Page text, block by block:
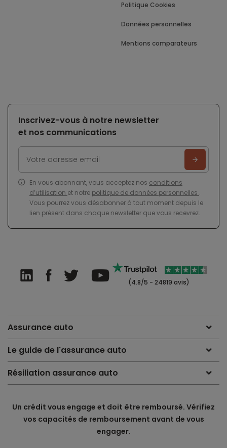
Politique Cookies
Données personnelles
Mentions comparateurs
Inscrivez-vous à notre newsletter
et nos communications
En vous abonnant, vous acceptez nos conditions
d’utilisation et notre politique de données personnelles .
Vous pourrez vous désabonner à tout moment depuis le
lien présent dans chaque newsletter que vous recevrez.
(4.8/5 - 24819 avis)
Assurance auto
Le guide de l'assurance auto
Résiliation assurance auto
Un crédit vous engage et doit être remboursé. Vérifiez
vos capacités de remboursement avant de vous
engager.